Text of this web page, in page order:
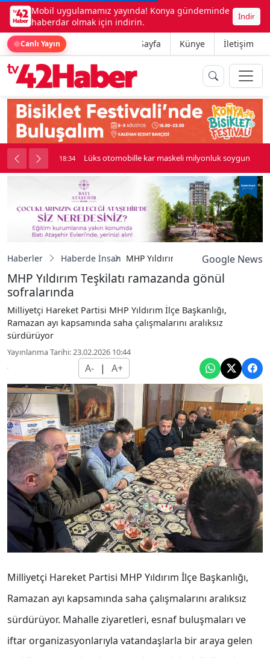
Mobil uygulamamız yayında! Konya gündeminde
haberdar olmak için indirin.
İndir
Canlı Yayın Ana Sayfa Künye İletişim
kavga çıktı 18:34 Lüks otomobille kar maskeli milyonluk soygun
Haberler Haberde İnsan MHP Yıldırım Teşkilatı ramazanda
Google News
MHP Yıldırım Teşkilatı ramazanda gönül
sofralarında
Milliyetçi Hareket Partisi MHP Yıldırım İlçe Başkanlığı,
Ramazan ayı kapsamında saha çalışmalarını aralıksız
sürdürüyor
Yayınlanma Tarihi: 23.02.2026 10:44
A- | A+
Milliyetçi Hareket Partisi MHP Yıldırım İlçe Başkanlığı,
Ramazan ayı kapsamında saha çalışmalarını aralıksız
sürdürüyor. Mahalle ziyaretleri, esnaf buluşmaları ve
iftar organizasyonlarıyla vatandaşlarla bir araya gelen